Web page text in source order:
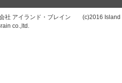
会社 アイランド・ブレイン (c)2016 Island
co.,ltd.